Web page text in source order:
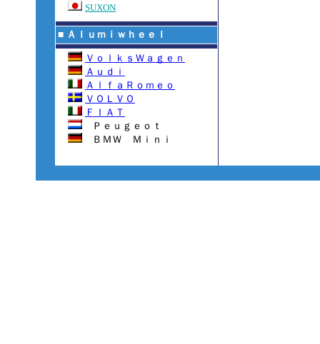
SUXON
■ Ａｌｕｍｉｗｈｅｅｌ
ＶｏｌｋｓＷａｇｅｎ
Ａｕｄｉ
ＡｌｆａＲｏｍｅｏ
ＶＯＬＶＯ
ＦＩＡＴ
Ｐｅｕｇｅｏｔ
ＢＭＷ Ｍｉｎｉ